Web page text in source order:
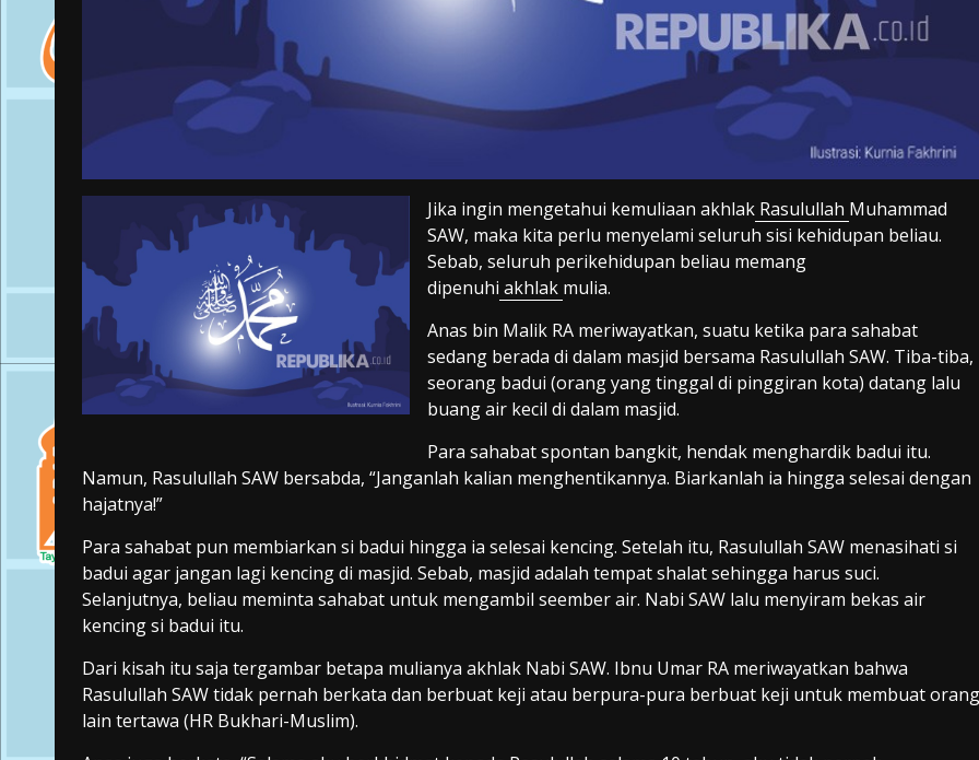
Jika ingin mengetahui kemuliaan akhlak Rasulullah Muhammad
SAW, maka kita perlu menyelami seluruh sisi kehidupan beliau.
Sebab, seluruh perikehidupan beliau memang
dipenuhi akhlak mulia.
Anas bin Malik RA meriwayatkan, suatu ketika para sahabat
sedang berada di dalam masjid bersama Rasulullah SAW. Tiba-tiba,
seorang badui (orang yang tinggal di pinggiran kota) datang lalu
buang air kecil di dalam masjid.
Para sahabat spontan bangkit, hendak menghardik badui itu.
Namun, Rasulullah SAW bersabda, “Janganlah kalian menghentikannya. Biarkanlah ia hingga selesai dengan
hajatnya!”
Para sahabat pun membiarkan si badui hingga ia selesai kencing. Setelah itu, Rasulullah SAW menasihati si
badui agar jangan lagi kencing di masjid. Sebab, masjid adalah tempat shalat sehingga harus suci.
Selanjutnya, beliau meminta sahabat untuk mengambil seember air. Nabi SAW lalu menyiram bekas air
kencing si badui itu.
Dari kisah itu saja tergambar betapa mulianya akhlak Nabi SAW. Ibnu Umar RA meriwayatkan bahwa
Rasulullah SAW tidak pernah berkata dan berbuat keji atau berpura-pura berbuat keji untuk membuat orang
lain tertawa (HR Bukhari-Muslim).